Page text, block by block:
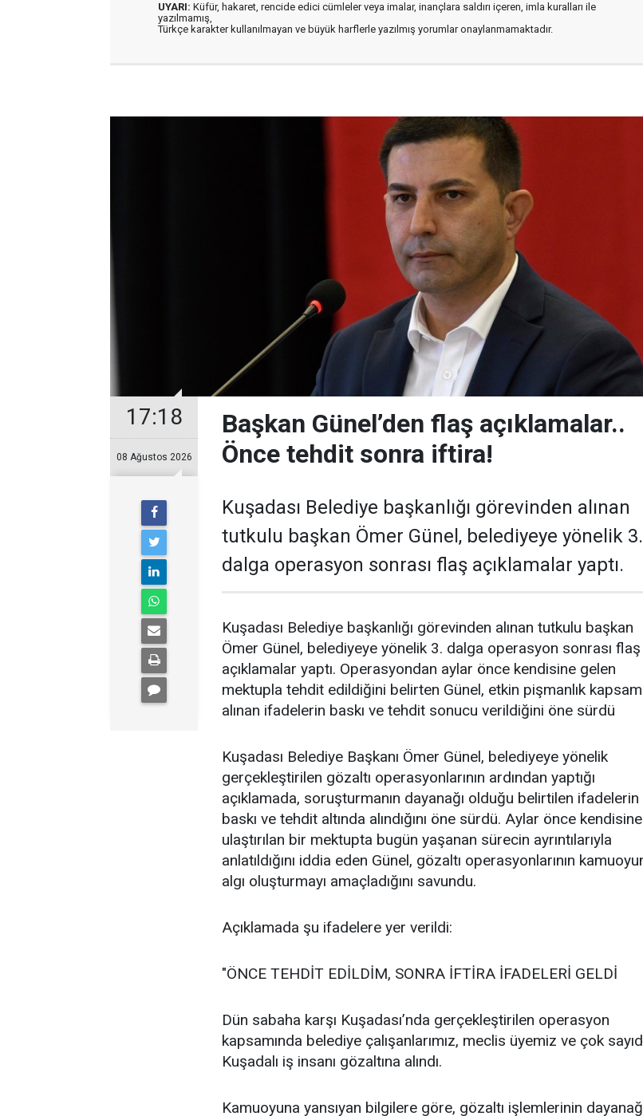
UYARI: Küfür, hakaret, rencide edici cümleler veya imalar, inançlara saldırı içeren, imla kuralları ile
yazılmamış,
Türkçe karakter kullanılmayan ve büyük harflerle yazılmış yorumlar onaylanmamaktadır.
17:18
08 Ağustos 2026
Başkan Günel’den flaş açıklamalar..
Önce tehdit sonra iftira!
Kuşadası Belediye başkanlığı görevinden alınan
tutkulu başkan Ömer Günel, belediyeye yönelik 3.
dalga operasyon sonrası flaş açıklamalar yaptı.
Kuşadası Belediye başkanlığı görevinden alınan tutkulu başkan
Ömer Günel, belediyeye yönelik 3. dalga operasyon sonrası flaş
açıklamalar yaptı. Operasyondan aylar önce kendisine gelen
mektupla tehdit edildiğini belirten Günel, etkin pişmanlık
alınan ifadelerin baskı ve tehdit sonucu verildiğini öne sürdü
Kuşadası Belediye Başkanı Ömer Günel, belediyeye yönelik
gerçekleştirilen gözaltı operasyonlarının ardından yaptığı
açıklamada, soruşturmanın dayanağı olduğu belirtilen ifadelerin
baskı ve tehdit altında alındığını öne sürdü. Aylar önce kendisine
ulaştırılan bir mektupta bugün yaşanan sürecin ayrıntılarıyla
anlatıldığını iddia eden Günel, gözaltı operasyonlarının
algı oluşturmayı amaçladığını savundu.
Açıklamada şu ifadelere yer verildi:
"ÖNCE TEHDİT EDİLDİM, SONRA İFTİRA İFADELERİ GELDİ
Dün sabaha karşı Kuşadası’nda gerçekleştirilen operasyon
kapsamında belediye çalışanlarımız, meclis üyemiz ve çok
Kuşadalı iş insanı gözaltına alındı.
Kamuoyuna yansıyan bilgilere göre, gözaltı işlemlerinin